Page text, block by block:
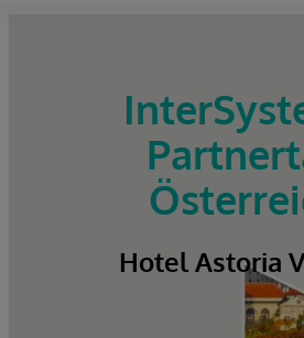
Hotel Astoria